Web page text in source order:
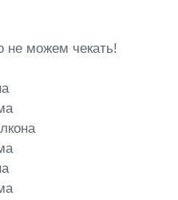
не можем чекать!